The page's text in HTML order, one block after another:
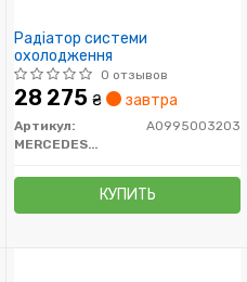
Радіатор системи
охолодження
0 отзывов
28 275 ₴ завтра
Артикул:
A0995003203
MERCEDES-BENZ
КУПИТЬ